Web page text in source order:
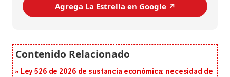
Agrega La Estrella en Google ↗️
Ley 526 de 2026 de sustancia económica: necesidad de